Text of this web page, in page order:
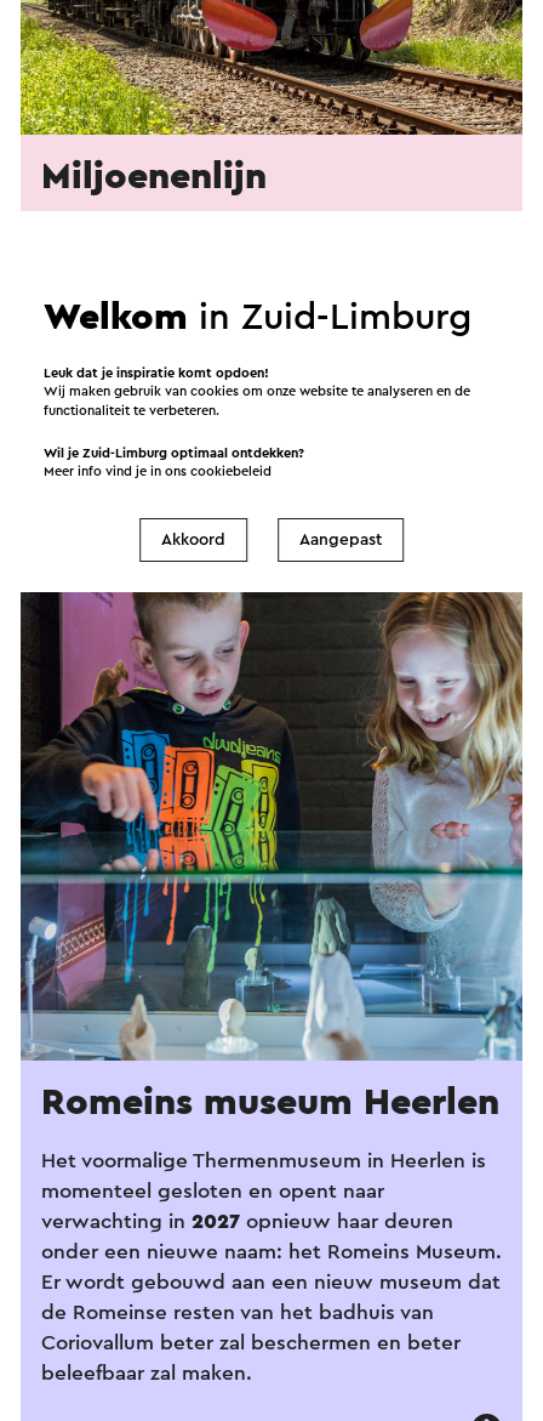
Miljoenenlijn
Nederland.
6
Romeins museum Heerlen
Het voormalige Thermenmuseum in Heerlen is
momenteel gesloten en opent naar
verwachting in 2027 opnieuw haar deuren
onder een nieuwe naam: het Romeins Museum.
Er wordt gebouwd aan een nieuw museum dat
de Romeinse resten van het badhuis van
Coriovallum beter zal beschermen en beter
beleefbaar zal maken.
Welkom in Zuid-Limburg
Leuk dat je inspiratie komt opdoen!
Wij maken gebruik van cookies om onze website te analyseren en de
functionaliteit te verbeteren.
Wil je Zuid-Limburg optimaal ontdekken?
Meer info vind je in onscookiebeleid
Akkoord Aangepast